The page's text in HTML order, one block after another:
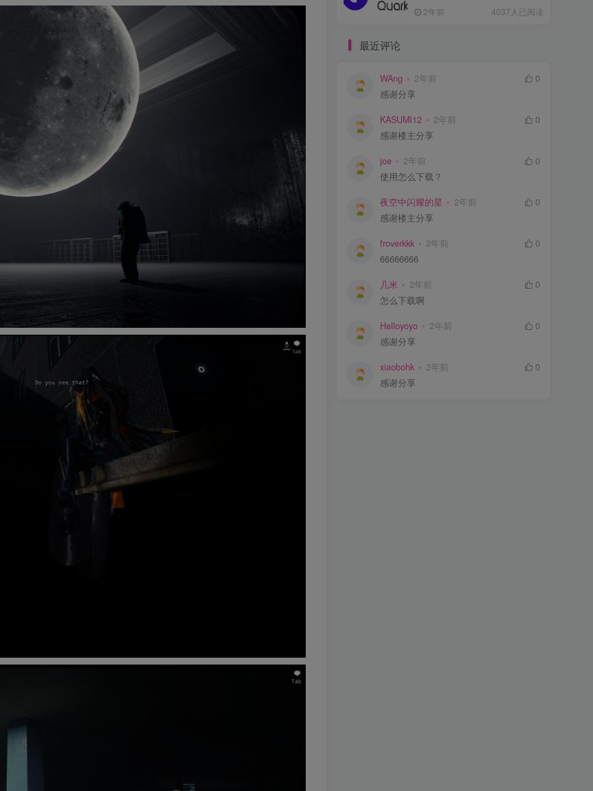
2年前 4037人已阅读
最近评论
WAng 2年前
0
感谢分享
KASUMI12 2年前
0
感谢楼主分享
joe 2年前
0
使用怎么下载？
夜空中闪耀的星 2年前
0
感谢楼主分享
froverkkk 2年前
0
66666666
几米 2年前
0
怎么下载啊
Helloyoyo 2年前
0
感谢分享
xiaobohk 2年前
0
感谢分享